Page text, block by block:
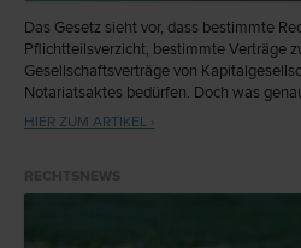
Das Gesetz sieht vor, dass bestimmte
Pflichtteilsverzicht, bestimmte Verträge
Gesellschaftsverträge von
Notariatsaktes bedürfen. Doch was
was ist eine notarielle Beglaubigung?
HIER ZUM ARTIKEL ›